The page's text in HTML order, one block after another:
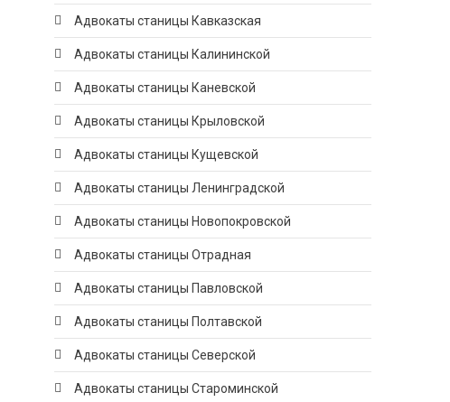
Адвокаты станицы Кавказская
Адвокаты станицы Калининской
Адвокаты станицы Каневской
Адвокаты станицы Крыловской
Адвокаты станицы Кущевской
Адвокаты станицы Ленинградской
Адвокаты станицы Новопокровской
Адвокаты станицы Отрадная
Адвокаты станицы Павловской
Адвокаты станицы Полтавской
Адвокаты станицы Северской
Адвокаты станицы Староминской